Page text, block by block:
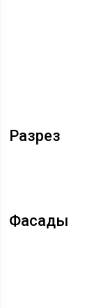
Разрез
Фасады